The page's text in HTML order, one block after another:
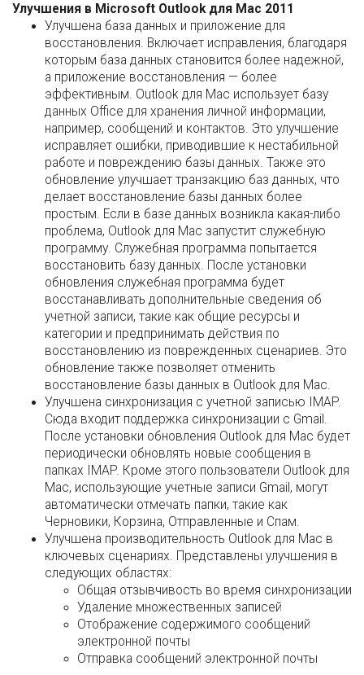
Улучшения в Microsoft Outlook для Mac 2011
Улучшена база данных и приложение для
восстановления. Включает исправления, благодаря
которым база данных становится более надежной,
а приложение восстановления — более
эффективным. Outlook для Mac использует базу
данных Office для хранения личной информации,
например, сообщений и контактов. Это улучшение
исправляет ошибки, приводившие к нестабильной
работе и повреждению базы данных. Также это
обновление улучшает транзакцию баз данных, что
делает восстановление базы данных более
простым. Если в базе данных возникла какая-либо
проблема, Outlook для Mac запустит служебную
программу. Служебная программа попытается
восстановить базу данных. После установки
обновления служебная программа будет
восстанавливать дополнительные сведения об
учетной записи, такие как общие ресурсы и
категории и предпринимать действия по
восстановлению из поврежденных сценариев. Это
обновление также позволяет отменить
восстановление базы данных в Outlook для Mac.
Улучшена синхронизация с учетной записью IMAP.
Сюда входит поддержка синхронизации с Gmail.
После установки обновления Outlook для Mac будет
периодически обновлять новые сообщения в
папках IMAP. Кроме этого пользователи Outlook для
Mac, использующие учетные записи Gmail, могут
автоматически отмечать папки, такие как
Черновики, Корзина, Отправленные и Спам.
Улучшена производительность Outlook для Mac в
ключевых сценариях. Представлены улучшения в
следующих областях:
Общая отзывчивость во время синхронизации
Удаление множественных записей
Отображение содержимого сообщений
электронной почты
Отправка сообщений электронной почты